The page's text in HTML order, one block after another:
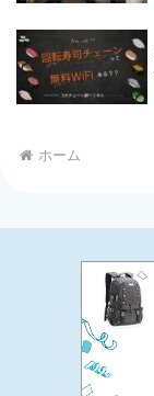
ホーム